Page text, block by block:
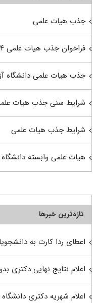
جذب هیات علمی
فراخوان جذب هیات علمی ۱۴۰۴
جذب هیات علمی دانشگاه
شرایط سنی جذب هیات
شرایط جذب هیات علمی
هیات علمی وابسته دانشگاه
تازه‌ترین خبرها
اعطای ردا کارت به دانشجویان
اعلام نتایج نهایی دکتری
اعلام شهریه دکتری دانشگاه آزاد